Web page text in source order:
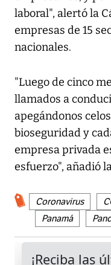
laboral", alertó la
empresas de 15
nacionales.
"Luego de cinco
llamados a
apegándonos
bioseguridad y
empresa privada
esfuerzo", añadió
Coronavirus
Panamá